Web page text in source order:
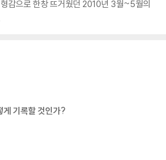
감으로 한창 뜨거웠던 2010년 3월~5월의
게 기록할 것인가?